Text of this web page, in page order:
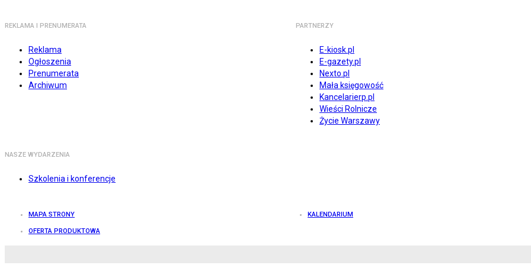
REKLAMA I PRENUMERATA
Reklama
Ogłoszenia
Prenumerata
Archiwum
PARTNERZY
E-kiosk.pl
E-gazety.pl
Nexto.pl
Mała księgowość
Kancelarierp.pl
Wieści Rolnicze
Życie Warszawy
NASZE WYDARZENIA
Szkolenia i konferencje
MAPA STRONY KALENDARIUM
OFERTA PRODUKTOWA